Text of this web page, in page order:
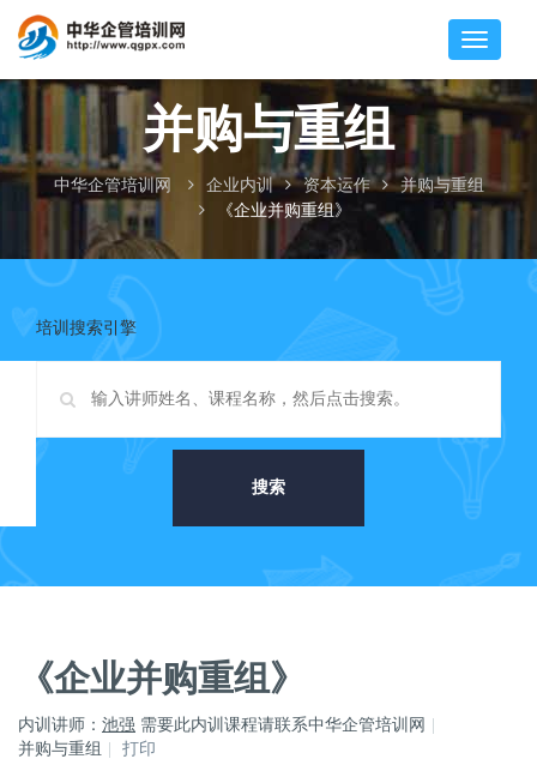
并购与重组
中华企管培训网 企业内训 资本运作
并购与重组
《企业并购重组》
培训搜索引擎
搜索
《企业并购重组》
内训讲师： 池强 需要此内训课程请联系中华企管培训网
并购与重组
打印